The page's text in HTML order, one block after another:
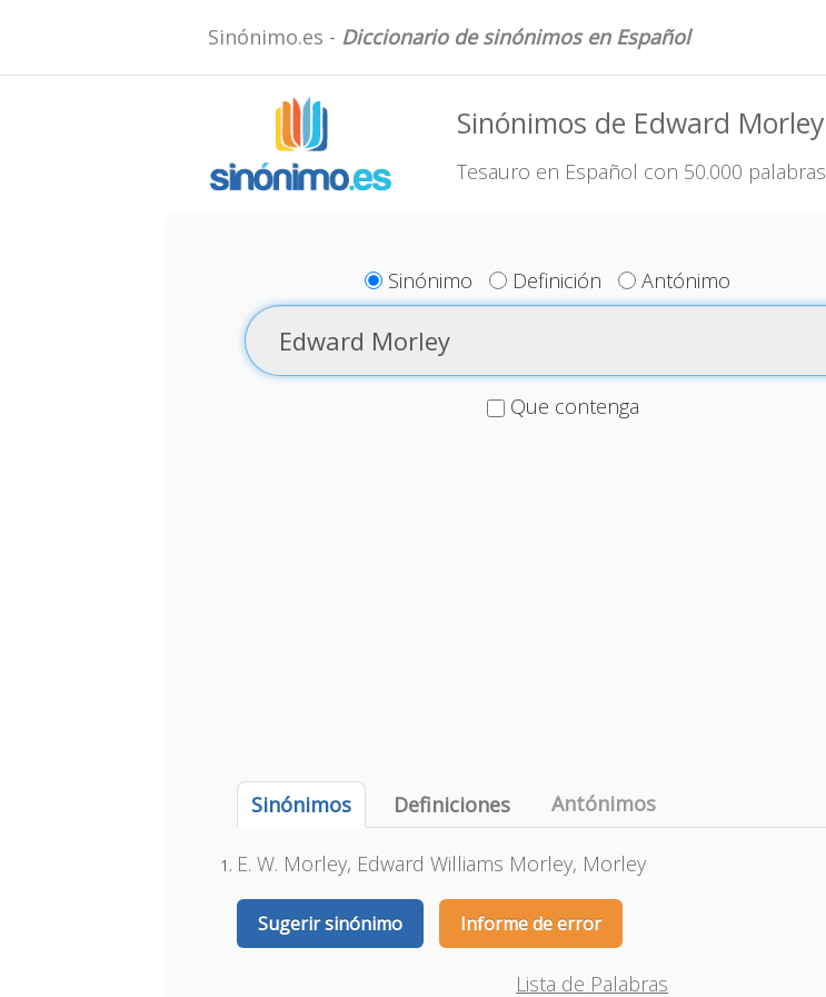
Sinónimo.es - Diccionario de sinónimos en Español
Sinónimos de Edward Morley
Tesauro en Español con 50.000 palabras
Sinónimo Definición Antónimo
Que contenga
Sinónimos Definiciones Antónimos
E. W. Morley, Edward Williams Morley, Morley
Sugerir sinónimo Informe de error
Lista de Palabras